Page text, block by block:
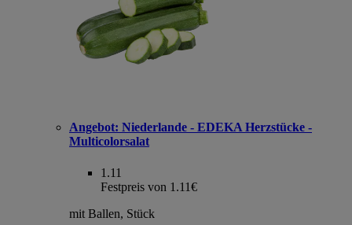
Angebot: Niederlande - EDEKA Herzstücke -
Multicolorsalat
1.11
Festpreis von 1.11€
mit Ballen, Stück